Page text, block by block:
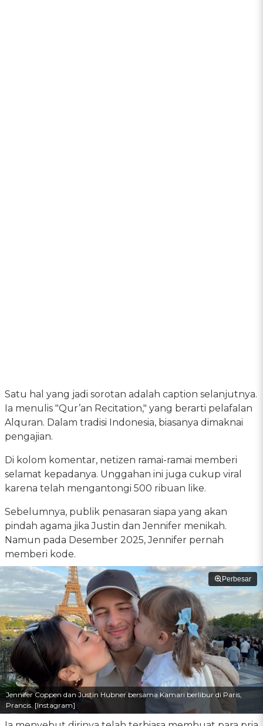
Satu hal yang jadi sorotan adalah caption selanjutnya.
Ia menulis "Qur’an Recitation," yang berarti pelafalan
Alquran. Dalam tradisi Indonesia, biasanya dimaknai
pengajian.
Di kolom komentar, netizen ramai-ramai memberi
selamat kepadanya. Unggahan ini juga cukup viral
karena telah mengantongi 500 ribuan like.
Sebelumnya, publik penasaran siapa yang akan
pindah agama jika Justin dan Jennifer menikah.
Namun pada Desember 2025, Jennifer pernah
memberi kode.
Perbesar
Jennifer Coppen dan Justin Hubner bersama Kamari berlibur di Paris,
Prancis. [Instagram]